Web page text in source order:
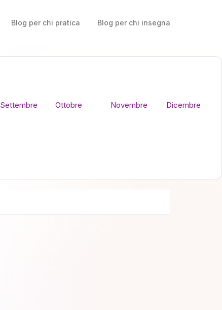
Blog per chi pratica Blog per chi insegna
Settembre Ottobre Novembre Dicembre